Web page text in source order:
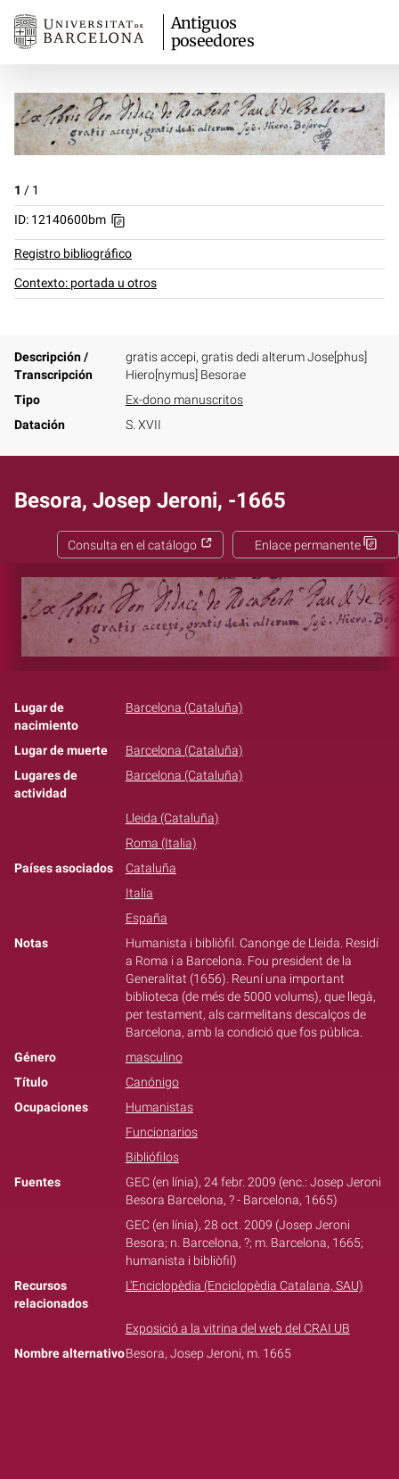
Antiguos
poseedores
1 / 1
ID: 12140600bm
Registro bibliográfico
Contexto: portada u otros
Descripción /
Transcripción
gratis accepi, gratis dedi alterum Jose[phus]
Hiero[nymus] Besorae
Tipo
Ex-dono manuscritos
Datación
S. XVII
Besora, Josep Jeroni, -1665
Enlace permanente
Consulta en el catálogo
Lugar de
nacimiento
Barcelona (Cataluña)
Lugar de muerte
Barcelona (Cataluña)
Lugares de
actividad
Barcelona (Cataluña)
Lleida (Cataluña)
Roma (Italia)
Países asociados
Cataluña
Italia
España
Notas
Humanista i bibliòfil. Canonge de Lleida. Residí
a Roma i a Barcelona. Fou president de la
Generalitat (1656). Reuní una important
biblioteca (de més de 5000 volums), que llegà,
per testament, als carmelitans descalços de
Barcelona, amb la condició que fos pública.
Género
masculino
Título
Canónigo
Ocupaciones
Humanistas
Funcionarios
Bibliófilos
Fuentes
GEC (en línia), 24 febr. 2009 (enc.: Josep Jeroni
Besora Barcelona, ? - Barcelona, 1665)
GEC (en línia), 28 oct. 2009 (Josep Jeroni
Besora; n. Barcelona, ?; m. Barcelona, 1665;
humanista i bibliòfil)
Recursos
relacionados
L'Enciclopèdia (Enciclopèdia Catalana, SAU)
Exposició a la vitrina del web del CRAI UB
Nombre alternativoBesora, Josep Jeroni, m. 1665